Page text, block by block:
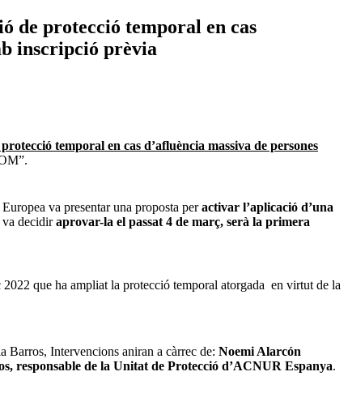
de protecció temporal en cas
inscripció prèvia
temporal en cas d’afluència massiva de persones
va presentar una proposta peractivar l’aplicació d’una
decidiraprovar-la el passat 4 de març, serà la primera
que ha ampliat la protecció temporal atorgada en virtut de la
Barros, Intervencions aniran a càrrec de: Noemi Alarcón
de la Unitat de Protecció d’ACNUR Espanya.